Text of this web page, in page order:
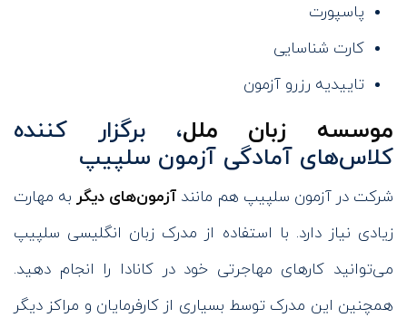
پاسپورت
کارت شناسایی
تاییدیه رزرو آزمون
موسسه زبان ملل، برگزار کننده
کلاس‌های آمادگی آزمون سلپیپ
شرکت در آزمون سلپیپ هم مانند آزمون‌های دیگربه مهارت
زیادی نیاز دارد. با استفاده از مدرک زبان انگلیسی سلپیپ
می‌توانید کارهای مهاجرتی خود در کانادا را انجام دهید.
همچنین این مدرک توسط بسیاری از کارفرمایان و مراکز دیگر